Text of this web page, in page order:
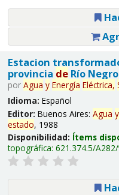
Estacion
provincia deRío
por Agua y Energía Eléctrica,
Idioma: Español
Editor: Buenos Aires: Agua y
estado, 1988
Disponibilidad: Ítems
topográfica: 621.374.5/